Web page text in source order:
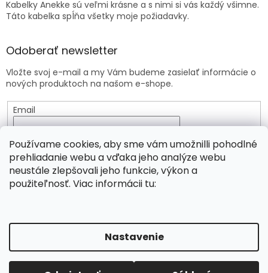
Používame cookies, aby sme vám umožnilli pohodlné
prehliadanie webu a vďaka jeho analýze webu
neustále zlepšovali jeho funkcie, výkon a
použiteľnosť. Viac informácii tu:
Nastavenie
Kabelky Anekke sú veľmi krásne a s nimi si vás každý všimne.
Táto kabelka spĺňa všetky moje požiadavky.
Odoberať newsletter
Vložte svoj e-mail a my Vám budeme zasielať informácie o
nových produktoch na našom e-shope.
Email
osobných údajov
PRIHLÁSIŤ SA
Copyright 2026Viridia.eu. Všetky práva vyhradené.